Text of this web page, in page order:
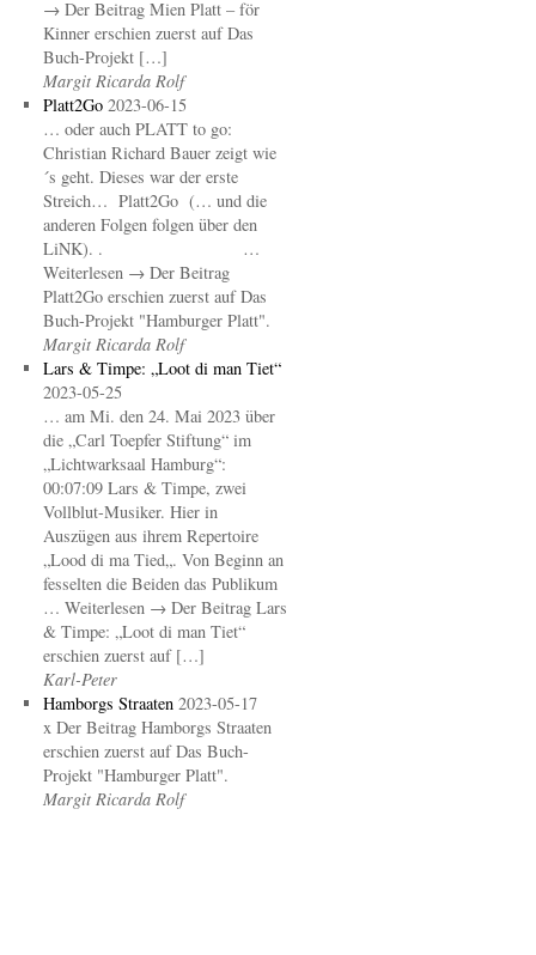
→ Der Beitrag Mien Platt – för
Kinner erschien zuerst auf Das
Buch-Projekt […]
Margit Ricarda Rolf
Platt2Go 2023-06-15
… oder auch PLATT to go:
Christian Richard Bauer zeigt wie
´s geht. Dieses war der erste
Streich… Platt2Go (… und die
anderen Folgen folgen über den
LiNK). . …
Weiterlesen → Der Beitrag
Platt2Go erschien zuerst auf Das
Buch-Projekt "Hamburger Platt".
Margit Ricarda Rolf
Lars & Timpe: „Loot di man Tiet“
2023-05-25
… am Mi. den 24. Mai 2023 über
die „Carl Toepfer Stiftung“ im
„Lichtwarksaal Hamburg“:
00:07:09 Lars & Timpe, zwei
Vollblut-Musiker. Hier in
Auszügen aus ihrem Repertoire
„Lood di ma Tied„. Von Beginn an
fesselten die Beiden das Publikum
… Weiterlesen → Der Beitrag Lars
& Timpe: „Loot di man Tiet“
erschien zuerst auf […]
Karl-Peter
Hamborgs Straaten 2023-05-17
x Der Beitrag Hamborgs Straaten
erschien zuerst auf Das Buch-
Projekt "Hamburger Platt".
Margit Ricarda Rolf